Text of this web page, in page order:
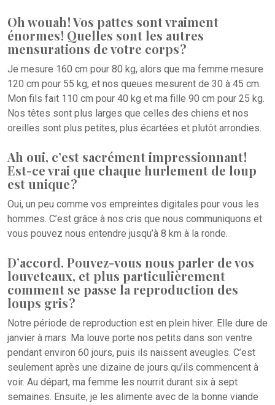
Oh wouah ! Vos pattes sont vraiment
énormes ! Quelles sont les autres
mensurations de votre corps ?
Je mesure 160 cm pour 80 kg, alors que ma femme mesure
120 cm pour 55 kg, et nos queues mesurent de 30 à 45 cm.
Mon fils fait 110 cm pour 40 kg et ma fille 90 cm pour 25 kg.
Nos têtes sont plus larges que celles des chiens et nos
oreilles sont plus petites, plus écartées et plutôt arrondies.
Ah oui, c’est sacrément impressionnant !
Est-ce vrai que chaque hurlement de loup
est unique ?
Oui, un peu comme vos empreintes digitales pour vous les
hommes. C’est grâce à nos cris que nous communiquons et
vous pouvez nous entendre jusqu’à 8 km à la ronde.
D’accord. Pouvez-vous nous parler de vos
louveteaux, et plus particulièrement
comment se passe la reproduction des
loups gris ?
Notre période de reproduction est en plein hiver. Elle dure de
janvier à mars. Ma louve porte nos petits dans son ventre
pendant environ 60 jours, puis ils naissent aveugles. C’est
seulement après une dizaine de jours qu’ils commencent à
voir. Au départ, ma femme les nourrit durant six à sept
semaines. Ensuite, je les alimente avec de la bonne viande